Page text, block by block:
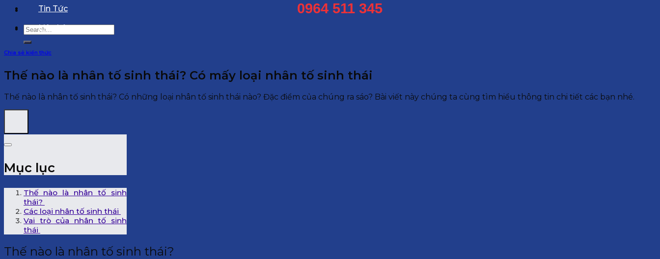
0964 511 345
Search
for:
Tin Tức
Liên hệ
Chia sẻ kiến thức
Thế nào là nhân tố sinh thái? Có mấy loại nhân tố sinh thái
Thế nào là nhân tố sinh thái? Có những loại nhân tố sinh thái nào? Đặc điểm của chúng ra sáo? Bài viết này chúng ta cùng tìm hiểu thông tin chi tiết các bạn nhé.
Mục lục
Thế nào là nhân tố sinh
thái?
Các loại nhân tố sinh thái
Vai trò của nhân tố sinh
thái
Thế nào là nhân tố sinh thái?